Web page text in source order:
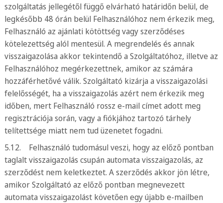
szolgáltatás jellegétől függő elvárható határidőn belül, de
legkésőbb 48 órán belül Felhasználóhoz nem érkezik meg,
Felhasználó az ajánlati kötöttség vagy szerződéses
kötelezettség alól mentesül. A megrendelés és annak
visszaigazolása akkor tekintendő a Szolgáltatóhoz, illetve az
Felhasználóhoz megérkezettnek, amikor az számára
hozzáférhetővé válik. Szolgáltató kizárja a visszaigazolási
felelősségét, ha a visszaigazolás azért nem érkezik meg
időben, mert Felhasználó rossz e-mail címet adott meg
regisztrációja során, vagy a fiókjához tartozó tárhely
telítettsége miatt nem tud üzenetet fogadni.
5.12. Felhasználó tudomásul veszi, hogy az előző pontban
taglalt visszaigazolás csupán automata visszaigazolás, az
szerződést nem keletkeztet. A szerződés akkor jön létre,
amikor Szolgáltató az előző pontban megnevezett
automata visszaigazolást követően egy újabb e-mailben